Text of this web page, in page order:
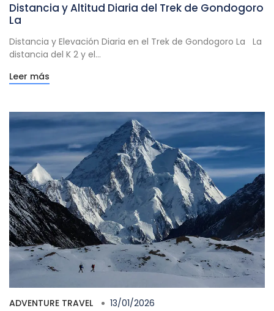
Distancia y Altitud Diaria del Trek de Gondogoro
La
Distancia y Elevación Diaria en el Trek de Gondogoro La La
distancia del K 2 y el...
Leer más
ADVENTURE TRAVEL 13/01/2026